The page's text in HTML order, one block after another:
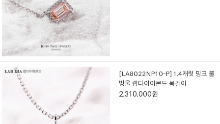
[LA8022NP10-P] 1.4캐럿 핑크 물
방울 랩다이아몬드 목걸이
2,310,000원